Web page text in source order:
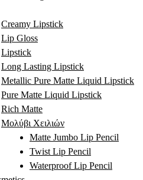
Creamy Lipstick
Lip Gloss
Lipstick
Long Lasting Lipstick
Metallic Pure Matte Liquid Lipstick
Pure Matte Liquid Lipstick
Rich Matte
Μολύβι Χειλιών
Matte Jumbo Lip Pencil
Twist Lip Pencil
Waterproof Lip Pencil